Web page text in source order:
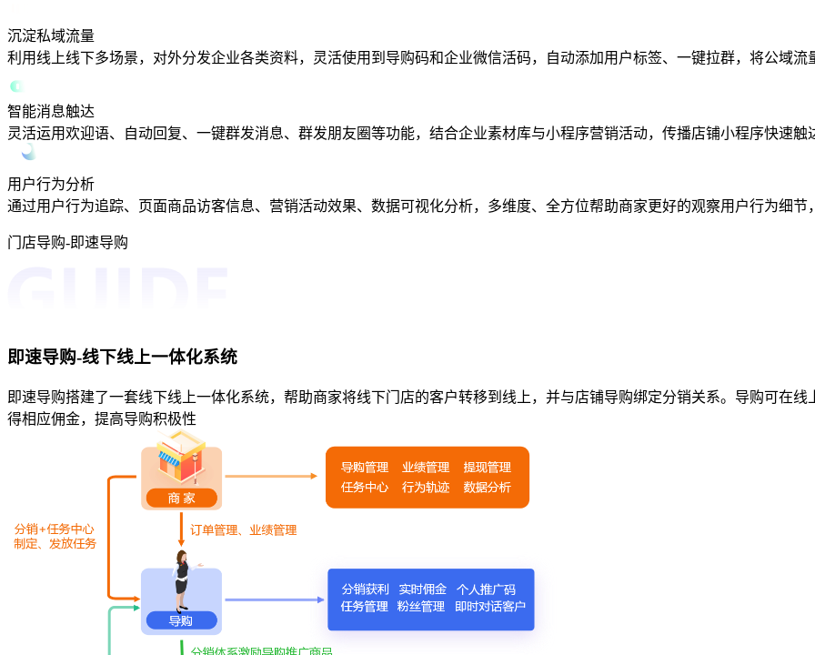
沉淀私域流量
利用线上线下多场景，对外分发企业各类资料，灵活使用到导购码和企业微信活码，自动添加用户标签、一键拉群，将公域流
智能消息触达
灵活运用欢迎语、自动回复、一键群发消息、群发朋友圈等功能，结合企业素材库与小程序营销活动，传播店铺小程序快速触
用户行为分析
通过用户行为追踪、页面商品访客信息、营销活动效果、数据可视化分析，多维度、全方位帮助商家更好的观察用户行为细节
门店导购-即速导购
即速导购-线下线上一体化系统
即速导购搭建了一套线下线上一体化系统，帮助商家将线下门店的客户转移到线上，并与店铺导购绑定分销关系。导购可在
得相应佣金，提高导购积极性